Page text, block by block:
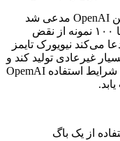
در پرونده‌ای در روز دوشنبه در دادگاه منهتن OpenAI مدعی شد
نیویورک تایمز به کسی پول پرداخت کرده تا ۱۰۰ نمونه از نقض
می‌کند نیویورک تایمز
غیرعادی تولید کند و
از طریق پرامپت‌های فربینده‌ای که آشکارا شرایط استفاده OpemAI
از یک باگ